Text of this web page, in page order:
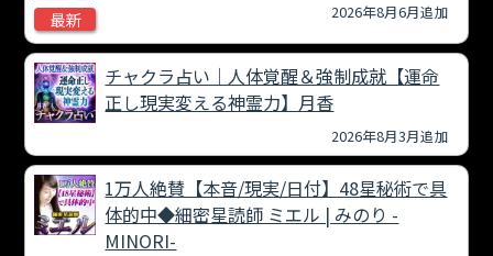
最新 2026年8月6月追加
チャクラ占い｜人体覚醒＆強制成就【運命
正し現実変える神霊力】月香
2026年8月3月追加
1万人絶賛【本音/現実/日付】48星秘術で具
体的中◆細密星読師 ミエル | みのり -
MINORI-